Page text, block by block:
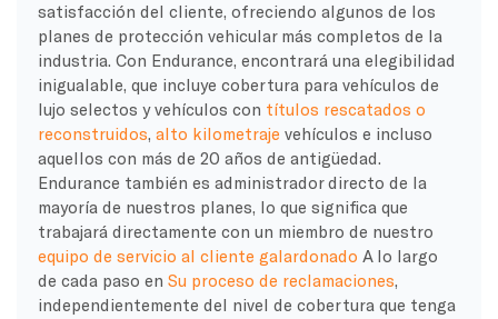
satisfacción del cliente, ofreciendo algunos de los
planes de protección vehicular más completos de la
industria. Con Endurance, encontrará una elegibilidad
inigualable, que incluye cobertura para vehículos de
lujo selectos y vehículos con títulos rescatados o
reconstruidos, alto kilometraje vehículos e incluso
aquellos con más de 20 años de antigüedad.
Endurance también es administrador directo de la
mayoría de nuestros planes, lo que significa que
trabajará directamente con un miembro de nuestro
equipo de servicio al cliente galardonado A lo largo
de cada paso en Su proceso de reclamaciones,
independientemente del nivel de cobertura que tenga